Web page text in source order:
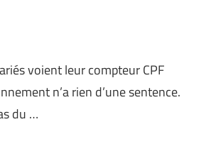
voient leur compteur CPF
n’a rien d’une sentence.
du …